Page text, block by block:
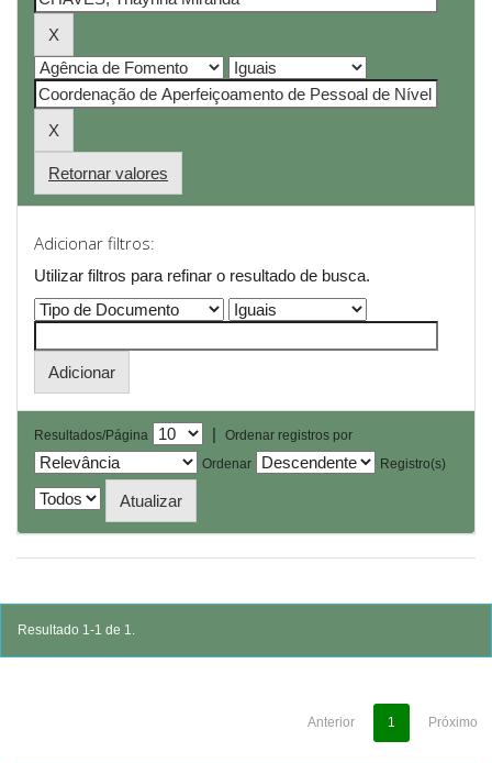
Retornar valores
Adicionar filtros:
Utilizar filtros para refinar o resultado de busca.
Resultados/Página |
Ordenar registros por
Ordenar
Registro(s)
Resultado 1-1 de 1.
Anterior 1 Próximo